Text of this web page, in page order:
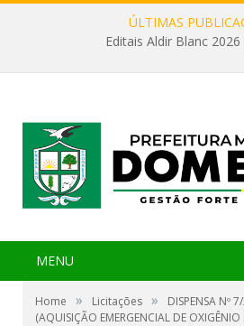
ÚLTIMAS
Editais Aldir Blanc
MENU
Home » Licitações »
DISPENSA Nº
(AQUISIÇÃO EMERGENCIAL DE